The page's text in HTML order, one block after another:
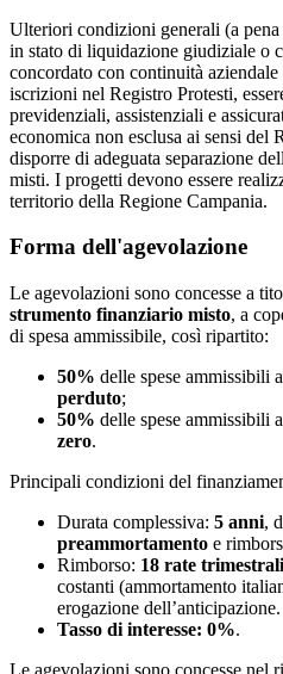
Ulteriori condizioni generali (a
in stato di liquidazione giudiziale o
concordato con continuità
iscrizioni nel Registro Protesti,
previdenziali, assistenziali e
economica non esclusa ai sensi del
disporre di adeguata separazione
misti. I progetti devono essere
territorio della Regione Campania.
Forma dell'agevolazione
Le agevolazioni sono concesse a
strumento finanziario misto, a
di spesa ammissibile, così ripartito:
50% delle spese ammissibili
perduto;
50% delle spese ammissibili
zero.
Principali condizioni del
Durata complessiva: 5 anni,
preammortamento e
Rimborso: 18 rate
costanti (ammortamento
erogazione dell’anticipazione.
Tasso di interesse: 0%.
Le agevolazioni sono concesse nel